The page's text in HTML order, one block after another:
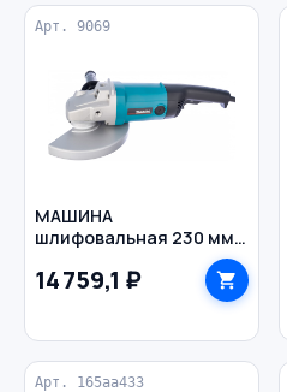
Арт. 9069
МАШИНА
шлифовальная 230 мм
2000 Вт 6600 об/мин
угловая 9069 MAKITA
14 759,1 ₽
Арт. 165aa433